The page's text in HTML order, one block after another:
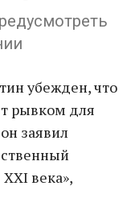
убежден, что
рывком для
заявил
века»,